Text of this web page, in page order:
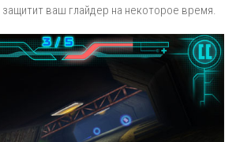
защитит ваш глайдер на некоторое время.